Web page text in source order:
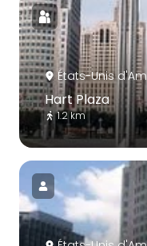
États-Unis
Hart Plaza
1.2 km